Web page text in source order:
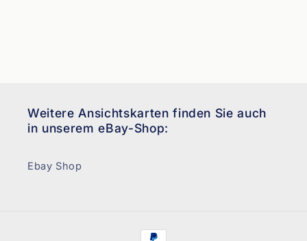
Weitere Ansichtskarten finden Sie auch
in unserem eBay-Shop:
Ebay Shop
Zahlungsmethoden